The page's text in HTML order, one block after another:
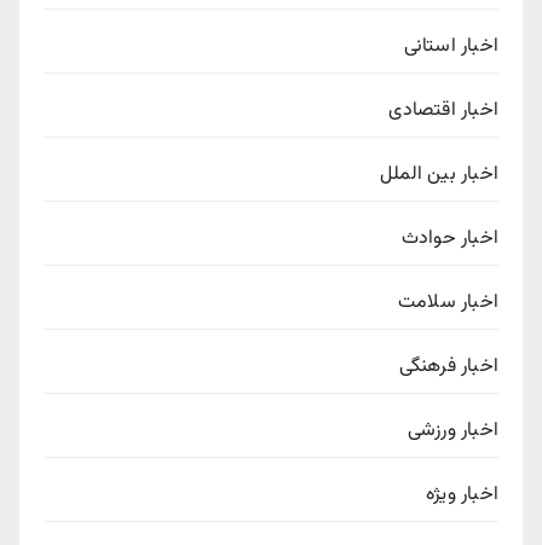
اخبار استانی
اخبار اقتصادی
اخبار بین الملل
اخبار حوادث
اخبار سلامت
اخبار فرهنگی
اخبار ورزشی
اخبار ویژه